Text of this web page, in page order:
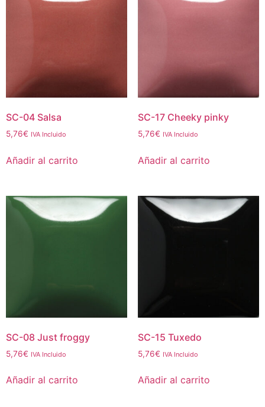
SC-04 Salsa
5,76€ IVA Incluido
Añadir al carrito
SC-17 Cheeky pinky
5,76€ IVA Incluido
Añadir al carrito
SC-08 Just froggy
5,76€ IVA Incluido
Añadir al carrito
SC-15 Tuxedo
5,76€ IVA Incluido
Añadir al carrito